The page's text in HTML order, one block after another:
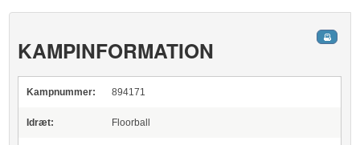
KAMPINFORMATION
Kampnummer: 894171
Idræt: Floorball